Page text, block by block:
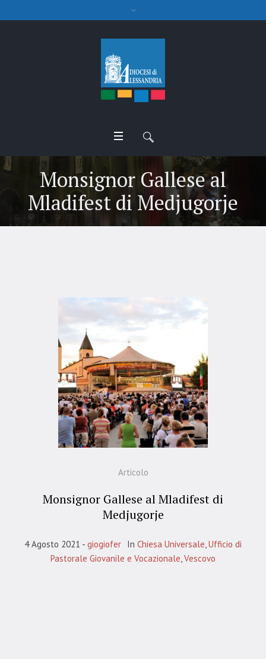
Monsignor Gallese al
Mladifest di Medjugorje
Articolo
Monsignor Gallese al Mladifest di
Medjugorje
4 Agosto 2021 giogiofer In Chiesa Universale Ufficio di
Pastorale Giovanile e Vocazionale Vescovo